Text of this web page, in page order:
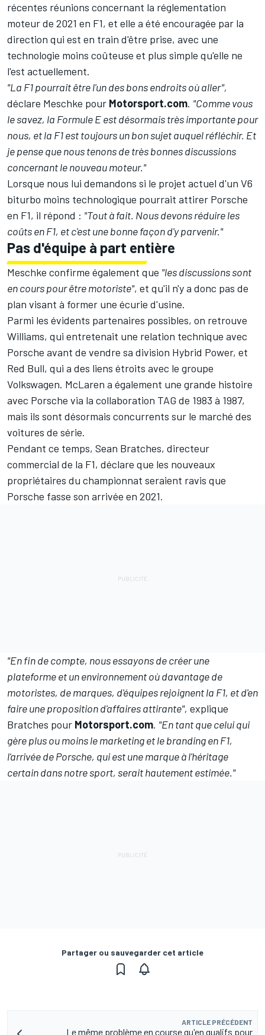
récentes réunions concernant la réglementation
moteur de 2021 en F1, et elle a été encouragée par la
direction qui est en train d'être prise, avec une
technologie moins coûteuse et plus simple qu'elle ne
l'est actuellement.
"La F1 pourrait être l'un des bons endroits où aller",
déclare Meschke pour Motorsport.com. "Comme vous
le savez, la Formule E est désormais très importante pour
nous, et la F1 est toujours un bon sujet auquel réfléchir. Et
je pense que nous tenons de très bonnes discussions
concernant le nouveau moteur."
Lorsque nous lui demandons si le projet actuel d'un V6
biturbo moins technologique pourrait attirer Porsche
en F1, il répond : "Tout à fait. Nous devons réduire les
coûts en F1, et c'est une bonne façon d'y parvenir."
Pas d'équipe à part entière
Meschke confirme également que "les discussions sont
en cours pour être motoriste", et qu'il n'y a donc pas de
plan visant à former une écurie d'usine.
Parmi les évidents partenaires possibles, on retrouve
Williams, qui entretenait une relation technique avec
Porsche avant de vendre sa division Hybrid Power, et
Red Bull, qui a des liens étroits avec le groupe
Volkswagen. McLaren a également une grande histoire
avec Porsche via la collaboration TAG de 1983 à 1987,
mais ils sont désormais concurrents sur le marché des
voitures de série.
Pendant ce temps, Sean Bratches, directeur
commercial de la F1, déclare que les nouveaux
propriétaires du championnat seraient ravis que
Porsche fasse son arrivée en 2021.
"En fin de compte, nous essayons de créer une
plateforme et un environnement où davantage de
motoristes, de marques, d'équipes rejoignent la F1, et d'en
faire une proposition d'affaires attirante", explique
Bratches pour Motorsport.com. "En tant que celui qui
gère plus ou moins le marketing et le branding en F1,
l'arrivée de Porsche, qui est une marque à l'héritage
certain dans notre sport, serait hautement estimée."
Partager ou sauvegarder cet article
ARTICLE PRÉCÉDENT
Le même problème en course qu'en qualifs pour